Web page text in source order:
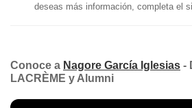
deseas más información, completa el
Conoce a Nagore García Iglesias -
LACRÈME y Alumni